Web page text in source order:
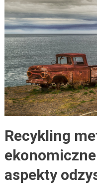
Recykling
aspekty